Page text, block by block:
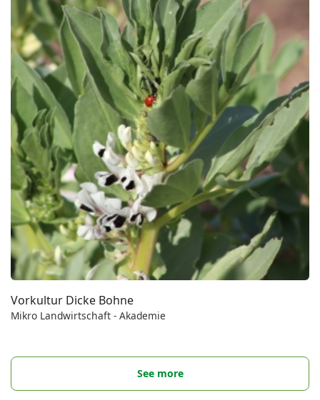
Vorkultur Dicke Bohne
Mikro Landwirtschaft - Akademie
See more